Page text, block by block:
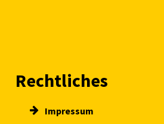
Rechtliches
Impressum